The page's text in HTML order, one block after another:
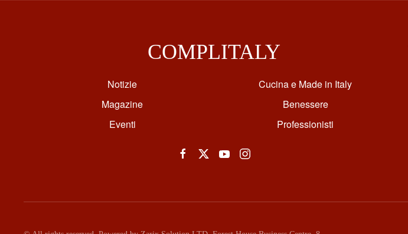
COMPLITALY
Notizie
Magazine
Eventi
Cucina e Made in Italy
Benessere
Professionisti